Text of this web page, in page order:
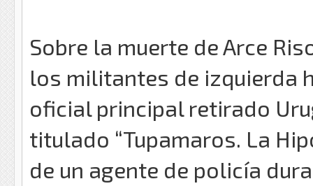
Sobre la muerte de Arce
los militantes de izquierda
oficial principal retirado
titulado “Tupamaros. La
de un agente de policía